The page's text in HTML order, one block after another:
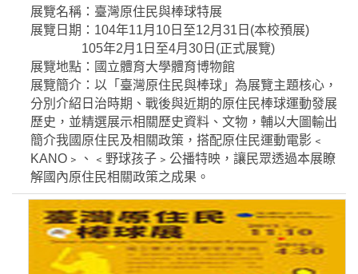
展覽名稱：臺灣原住民與棒球特展
展覽日期：104年11月10日至12月31日(本校預展)
105年2月1日至4月30日(正式展覽)
展覽地點：國立體育大學體育博物館
展覽簡介：以「臺灣原住民與棒球」為展覽主題核心，
分別介紹日治時期、戰後與近期的原住民棒球運動發展
歷史，並精選展示相關歷史資料、文物，輔以大圖輸出
簡介我國原住民及相關政策，搭配原住民運動電影﹤
KANO﹥、﹤野球孩子﹥公播特映，讓民眾透過本展瞭
解國內原住民相關政策之成果。